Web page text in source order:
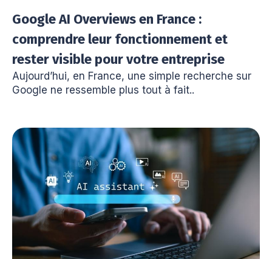
Google AI Overviews en France :
comprendre leur fonctionnement et
rester visible pour votre entreprise
Aujourd’hui, en France, une simple recherche sur
Google ne ressemble plus tout à fait..